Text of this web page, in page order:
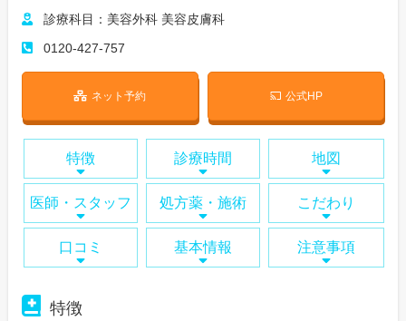
診療科目：美容外科 美容皮膚科
0120-427-757
ネット予約 公式HP
特徴 診療時間 地図
医師・スタッフ 処方薬・施術 こだわり
口コミ 基本情報 注意事項
特徴